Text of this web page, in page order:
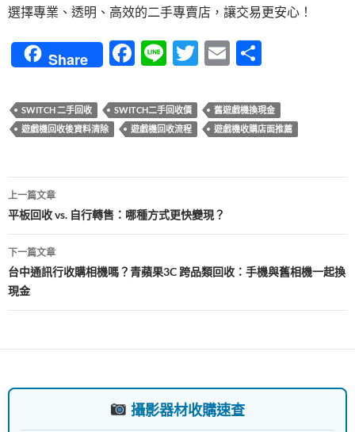
選擇專業、透明、高效的二手專賣店，讓交易更安心！
Share
F
e
b
o
k
Li
e
T
itt
er
E
ail
SWITCH 二手回收 SWITCH二手回收價
舊遊戲機換現金
遊戲機回收後資料清除
遊戲機回收流程 遊戲機收購店面推薦
文
章
導
覽
上一篇文章
平板回收 vs. 自行轉售：哪種方式更快變現？
下一篇文章
台中通訊行收購相機嗎？青蘋果3C 跨品類回收：手機與舊相機一起換
現金
攝影器材收購速查